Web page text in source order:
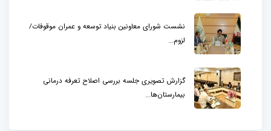
نشست شورای معاونین بنیاد توسعه و عمران موقوفات/
لزوم...
گزارش تصویری جلسه بررسی اصلاح تعرفه درمانی
بیمارستان‌ها...